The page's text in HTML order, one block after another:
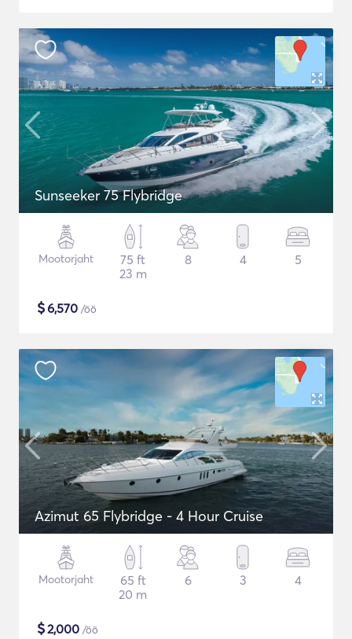
Sunseeker 75 Flybridge
Mootorjaht
75 ft
23 m
8 4 5
$6,570 /öö
Azimut 65 Flybridge - 4 Hour Cruise
Mootorjaht
65 ft
20 m
6 3 4
$2,000 /öö